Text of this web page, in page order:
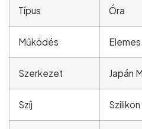
Típus Óra
Működés
Szerkezet Japán
Szíj Szilikon